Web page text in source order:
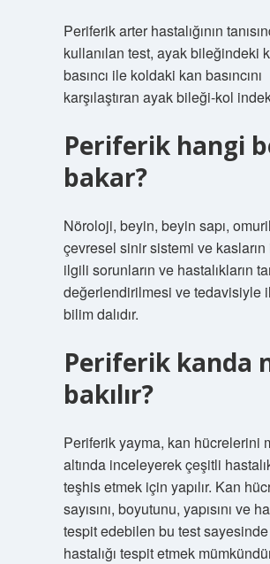
Periferik arter hastalığının
kullanılan test, ayak bileğindeki
basıncı ile koldaki kan basıncını
karşılaştıran ayak bileği-kol
Periferik hangi
bakar?
Nöroloji, beyin, beyin sapı,
çevresel sinir sistemi ve
ilgili sorunların ve hastalıkların
değerlendirilmesi ve tedavisiyle
bilim dalıdır.
Periferik kanda
bakılır?
Periferik yayma, kan hücrelerini
altında inceleyerek çeşitli
teşhis etmek için yapılır. Kan
sayısını, boyutunu, yapısını ve
tespit edebilen bu test
hastalığı tespit etmek